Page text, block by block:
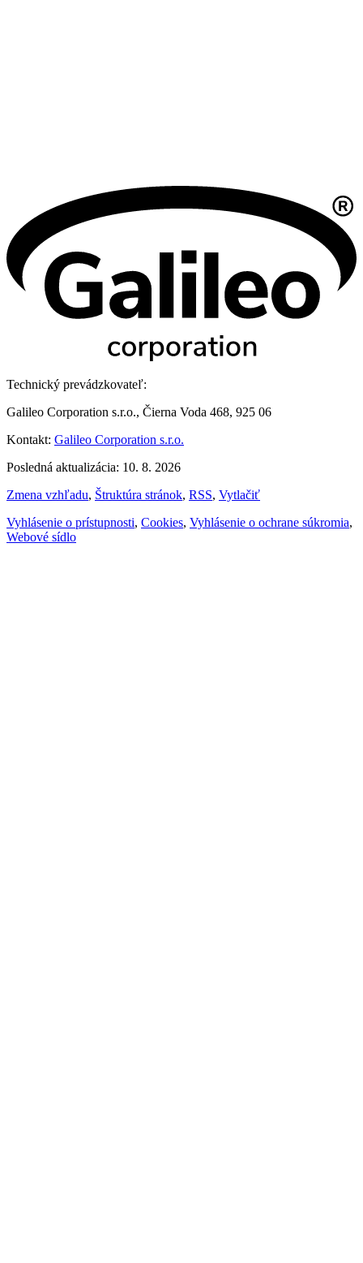
Technický prevádzkovateľ:
Galileo Corporation s.r.o., Čierna Voda 468, 925 06
Kontakt: Galileo Corporation s.r.o.
Posledná aktualizácia: 10. 8. 2026
Zmena vzhľadu, Štruktúra stránok, RSS, Vytlačiť
Vyhlásenie o prístupnosti, Cookies, Vyhlásenie o ochrane súkromia,
Webové sídlo